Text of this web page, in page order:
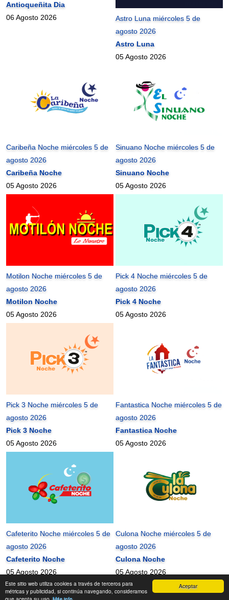
Aceptar
Este sitio web utiliza cookies a través de terceros para
métricas y publicidad, si continúa navegando, consideramos
Antioqueñita Dia
06 Agosto 2026
Astro Luna miércoles 5 de
agosto 2026
Astro Luna
05 Agosto 2026
Caribeña Noche miércoles 5 de
agosto 2026
Caribeña Noche
05 Agosto 2026
Sinuano Noche miércoles 5 de
agosto 2026
Sinuano Noche
05 Agosto 2026
Motilon Noche miércoles 5 de
agosto 2026
Motilon Noche
05 Agosto 2026
Pick 4 Noche miércoles 5 de
agosto 2026
Pick 4 Noche
05 Agosto 2026
Pick 3 Noche miércoles 5 de
agosto 2026
Pick 3 Noche
05 Agosto 2026
Fantastica Noche miércoles 5 de
agosto 2026
Fantastica Noche
05 Agosto 2026
Cafeterito Noche miércoles 5 de
agosto 2026
Cafeterito Noche
05 Agosto 2026
Culona Noche miércoles 5 de
agosto 2026
Culona Noche
05 Agosto 2026
mundonets2010-2026 ©